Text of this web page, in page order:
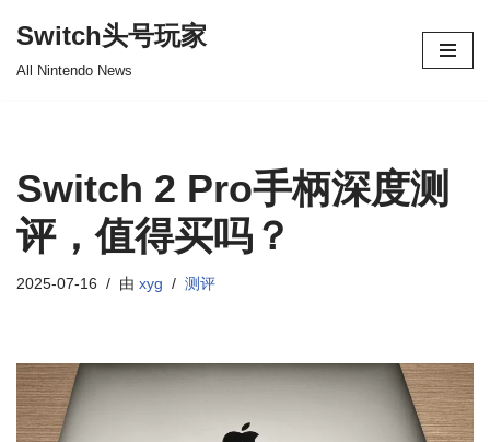
Switch头号玩家
All Nintendo News
Switch 2 Pro手柄深度测
评，值得买吗？
2025-07-16 由 xyg 测评